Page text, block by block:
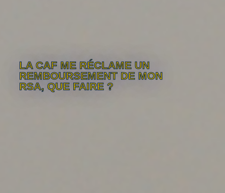
LA CAF ME RÉCLAME UN
REMBOURSEMENT DE MON
RSA, QUE FAIRE ?